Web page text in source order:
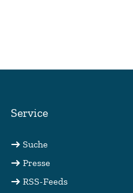
Service
Suche
Presse
RSS-Feeds